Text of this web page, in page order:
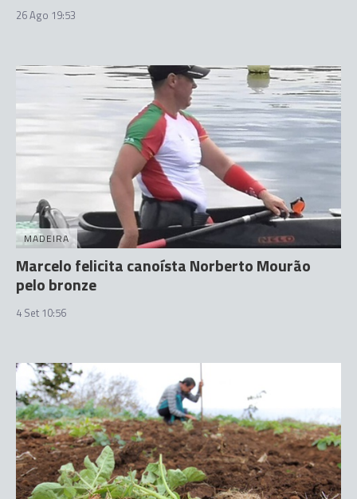
26 Ago 19:53
MADEIRA
Marcelo felicita canoísta Norberto Mourão
pelo bronze
4 Set 10:56